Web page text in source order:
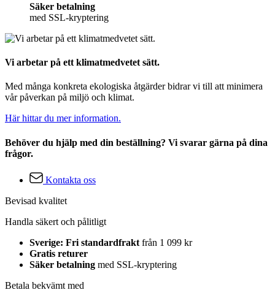
Säker betalning
med SSL-kryptering
Vi arbetar på ett klimatmedvetet sätt.
Med många konkreta ekologiska åtgärder bidrar vi till att minimera
vår påverkan på miljö och klimat.
Här hittar du mer information.
Behöver du hjälp med din beställning? Vi svarar gärna på dina
frågor.
Kontakta oss
Bevisad kvalitet
Handla säkert och pålitligt
Sverige: Fri standardfrakt från 1 099 kr
Gratis returer
Säker betalning med SSL-kryptering
Betala bekvämt med